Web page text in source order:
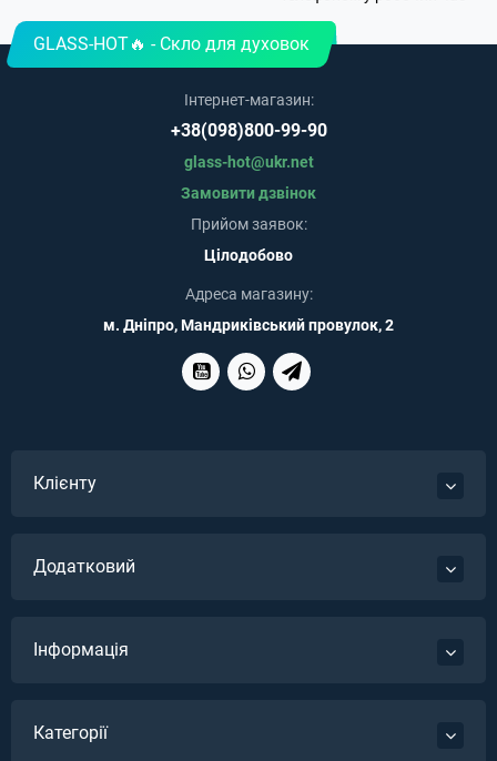
GLASS-HOT🔥 - Скло для духовок
Інтернет-магазин:
+38(098)800-99-90
glass-hot@ukr.net
Замовити дзвінок
Прийом заявок:
Цілодобово
Адреса магазину:
м. Дніпро, Мандриківський провулок, 2
Клієнту
Додатковий
Інформація
Категорії